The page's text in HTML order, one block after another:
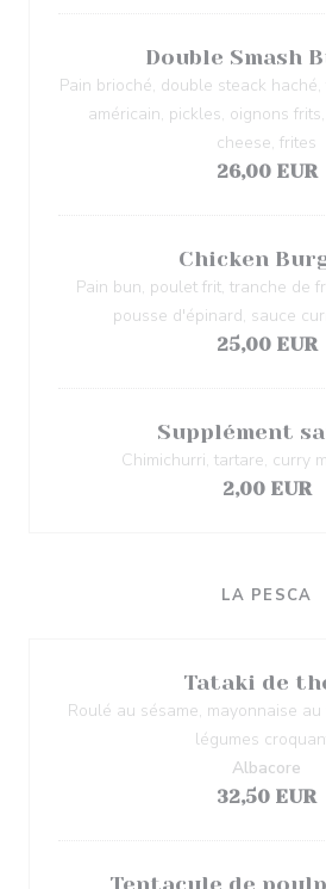
Double Smash
Pain brioché, double steack
américain, pickles, oignons
cheese, frites
26,00 EUR
Chicken
Pain bun, poulet frit, tranche de
pousse d'épinard, sauce
25,00 EUR
Supplément
Chimichurri, tartare, curry
2,00 EUR
LA PESCA
Tataki de
Roulé au sésame, mayonnaise
légumes
32,50 EUR
Albacore
Tentacule de